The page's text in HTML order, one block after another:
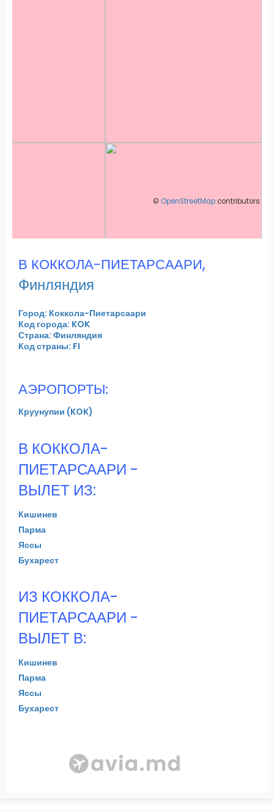
© OpenStreetMap contributors
В КОККОЛА-ПИЕТАРСААРИ,
Финляндия
Город: Коккола-Пиетарсаари
Код города: KOK
Страна: Финляндия
Код страны: FI
АЭРОПОРТЫ:
Круунупии (KOK)
В КОККОЛА-
ПИЕТАРСААРИ -
ВЫЛЕТ ИЗ:
Кишинев
Парма
Яссы
Бухарест
ИЗ КОККОЛА-
ПИЕТАРСААРИ -
ВЫЛЕТ В:
Кишинев
Парма
Яссы
Бухарест